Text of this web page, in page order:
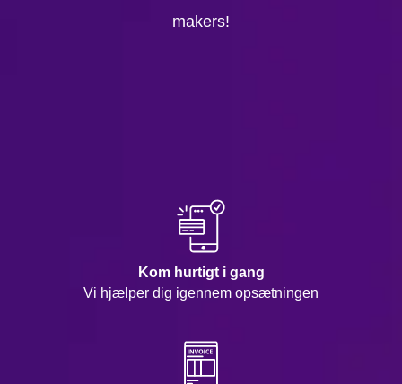
makers!
Kom hurtigt i gang
Vi hjælper dig igennem opsætningen